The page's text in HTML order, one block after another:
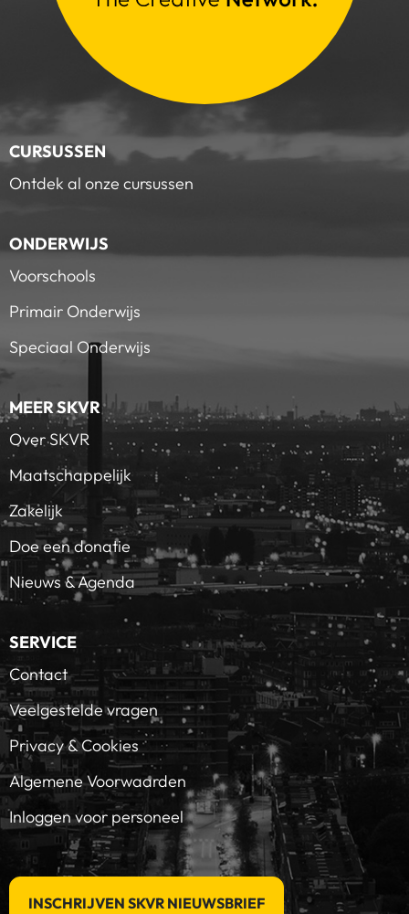
CURSUSSEN
Ontdek al onze cursussen
ONDERWIJS
Voorschools
Primair Onderwijs
Speciaal Onderwijs
MEER SKVR
Over SKVR
Maatschappelijk
Zakelijk
Doe een donatie
Nieuws & Agenda
SERVICE
Contact
Veelgestelde vragen
Privacy & Cookies
Algemene Voorwaarden
Inloggen voor personeel
INSCHRIJVEN SKVR NIEUWSBRIEF